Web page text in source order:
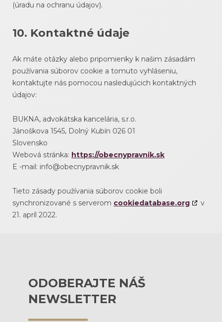
(úradu na ochranu údajov).
10. Kontaktné údaje
Ak máte otázky alebo pripomienky k našim zásadám
používania súborov cookie a tomuto vyhláseniu,
kontaktujte nás pomocou nasledujúcich kontaktných
údajov:
BUKNA, advokátska kancelária, s.r.o.
Jánoškova 1545, Dolný Kubín 026 01
Slovensko
Webová stránka: https://obecnypravnik.sk
E -mail: info@obecnypravnik.sk
Tieto zásady používania súborov cookie boli
synchronizované s serverom cookiedatabase.org
v
21. apríl 2022.
ODOBERAJTE NÁŠ
NEWSLETTER